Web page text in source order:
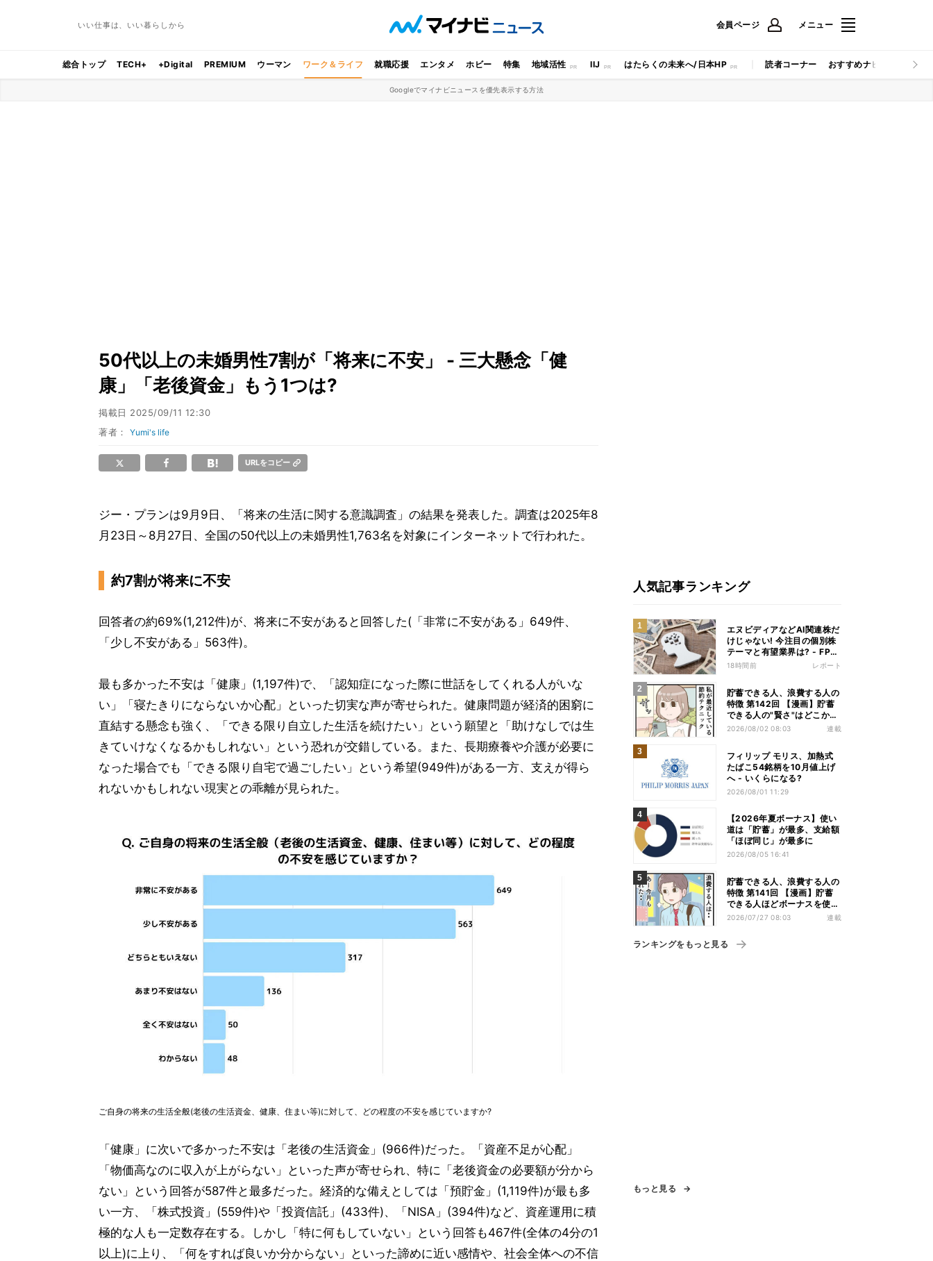
いい仕事は、いい暮らしから 会員ページ メニュー
総合トップ TECH+ +Digital PREMIUM ウーマン ワーク＆ライフ 就職応援 エンタメ ホビー 特集 地域活性 IIJ はたらくの未来へ/日本HP 読者コーナー おすすめナビ マイナビ
Googleでマイナビニュースを優先表示する方法
50代以上の未婚男性7割が「将来に不安」 - 三大懸念「健
康」「老後資金」もう1つは?
掲載日 2025/09/11 12:30
著者：Yumi's life
URLをコピー
ジー・プランは9月9日、「将来の生活に関する意識調査」の結果を発表した。調査は2025年8
月23日～8月27日、全国の50代以上の未婚男性1,763名を対象にインターネットで行われた。
約7割が将来に不安
回答者の約69%(1,212件)が、将来に不安があると回答した(「非常に不安がある」649件、
「少し不安がある」563件)。
最も多かった不安は「健康」(1,197件)で、「認知症になった際に世話をしてくれる人がいな
い」「寝たきりにならないか心配」といった切実な声が寄せられた。健康問題が経済的困窮に
直結する懸念も強く、「できる限り自立した生活を続けたい」という願望と「助けなしでは生
きていけなくなるかもしれない」という恐れが交錯している。また、長期療養や介護が必要に
なった場合でも「できる限り自宅で過ごしたい」という希望(949件)がある一方、支えが得ら
れないかもしれない現実との乖離が見られた。
ご自身の将来の生活全般(老後の生活資金、健康、住まい等)に対して、どの程度の不安を感じていますか?
「健康」に次いで多かった不安は「老後の生活資金」(966件)だった。「資産不足が心配」
「物価高なのに収入が上がらない」といった声が寄せられ、特に「老後資金の必要額が分から
ない」という回答が587件と最多だった。経済的な備えとしては「預貯金」(1,119件)が最も多
い一方、「株式投資」(559件)や「投資信託」(433件)、「NISA」(394件)など、資産運用に積
極的な人も一定数存在する。しかし「特に何もしていない」という回答も467件(全体の4分の1
以上)に上り、「何をすれば良いか分からない」といった諦めに近い感情や、社会全体への不信
人気記事ランキング
エヌビディアなどAI関連株だ
けじゃない! 今注目の個別株
テーマと有望業界は? - FP解
説
18時間前 レポート
貯蓄できる人、浪費する人の
特徴 第142回 【漫画】貯蓄
できる人の"賢さ"はどこか
ら? スーパーでの意外な習慣
2026/08/02 08:03 連載
フィリップ モリス、加熱式
たばこ54銘柄を10月値上げ
へ - いくらになる?
2026/08/01 11:29
【2026年夏ボーナス】使い
道は「貯蓄」が最多、支給額
「ほぼ同じ」が最多に
2026/08/05 16:41
貯蓄できる人、浪費する人の
特徴 第141回 【漫画】貯蓄
できる人ほどボーナスを使
う!? その差は"買う目的"にあ
2026/07/27 08:03 連載
ランキングをもっと見る
もっと見る